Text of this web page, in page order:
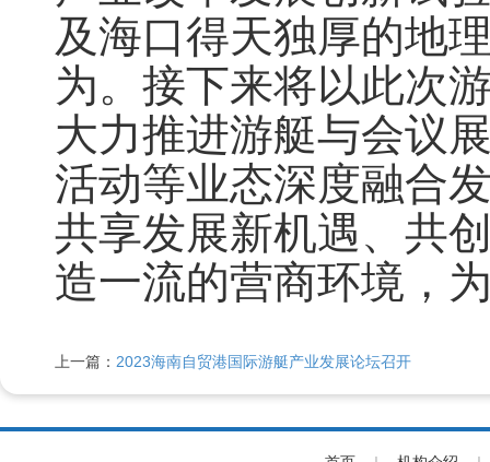
及海口得天独厚的地
为。接下来将以此次
大力推进游艇与会议
活动等业态深度融合
共享发展新机遇、共
造一流的营商环境，
上一篇： 2023海南自贸港国际游艇产业发展论坛召开